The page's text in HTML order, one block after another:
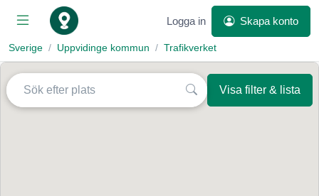
Logga in Skapa konto
Sverige Uppvidinge kommun Trafikverket
Visa filter & lista